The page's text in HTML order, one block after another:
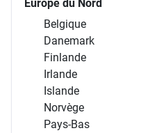
Europe du Nord
Belgique
Danemark
Finlande
Irlande
Islande
Norvège
Pays-Bas